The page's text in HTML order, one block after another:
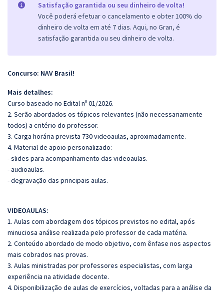
Satisfação garantida ou seu dinheiro de volta!
Você poderá efetuar o cancelamento e obter 100% do
dinheiro de volta em até 7 dias. Aqui, no Gran, é
satisfação garantida ou seu dinheiro de volta.
Concurso: NAV Brasil!
Mais detalhes:
Curso baseado no Edital nº 01/2026.
2. Serão abordados os tópicos relevantes (não necessariamente
todos) a critério do professor.
3. Carga horária prevista 730 videoaulas, aproximadamente.
4. Material de apoio personalizado:
- slides para acompanhamento das videoaulas.
- audioaulas.
- degravação das principais aulas.
VIDEOAULAS:
1. Aulas com abordagem dos tópicos previstos no edital, após
minuciosa análise realizada pelo professor de cada matéria.
2. Conteúdo abordado de modo objetivo, com ênfase nos aspectos
mais cobrados nas provas.
3. Aulas ministradas por professores especialistas, com larga
experiência na atividade docente.
4. Disponibilização de aulas de exercícios, voltadas para a análise da